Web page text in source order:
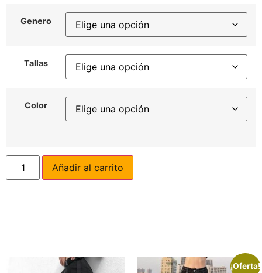
Genero
Tallas
Color
Añadir al carrito
¡Oferta!